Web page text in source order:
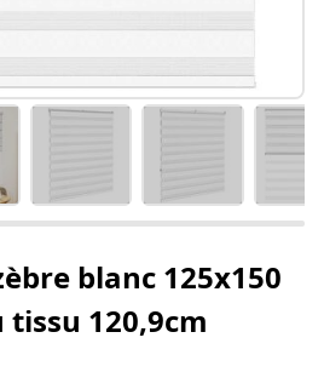
blanc 125x150
120,9cm